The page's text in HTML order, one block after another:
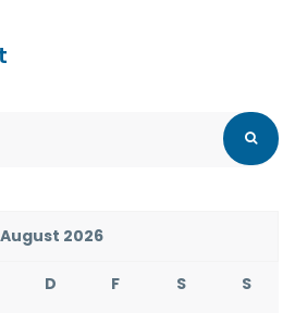
August 2026
D F S S